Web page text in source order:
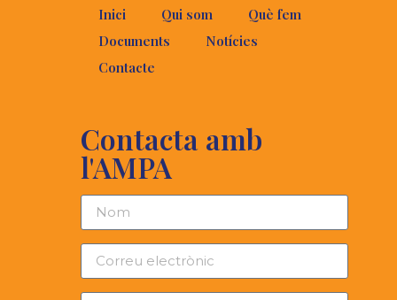
Inici Qui som
Què fem
Documents
Notícies
Contacte
Contacta amb
l'AMPA